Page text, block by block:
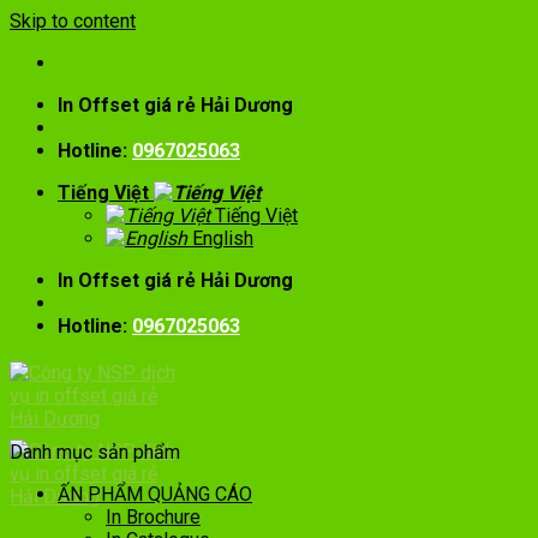
Skip to content
In Offset giá rẻ Hải Dương
Hotline: 0967025063
Tiếng Việt
Tiếng Việt
English
In Offset giá rẻ Hải Dương
Hotline: 0967025063
Danh mục sản phẩm
ẤN PHẨM QUẢNG CÁO
In Brochure